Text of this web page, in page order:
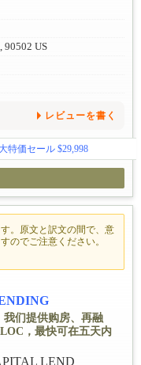
90502 US
レビューを書く
特価セール $29,998
。原文と訳文の間で、意
のでご注意ください。
我们提供购房、再融
，最快可在五天内